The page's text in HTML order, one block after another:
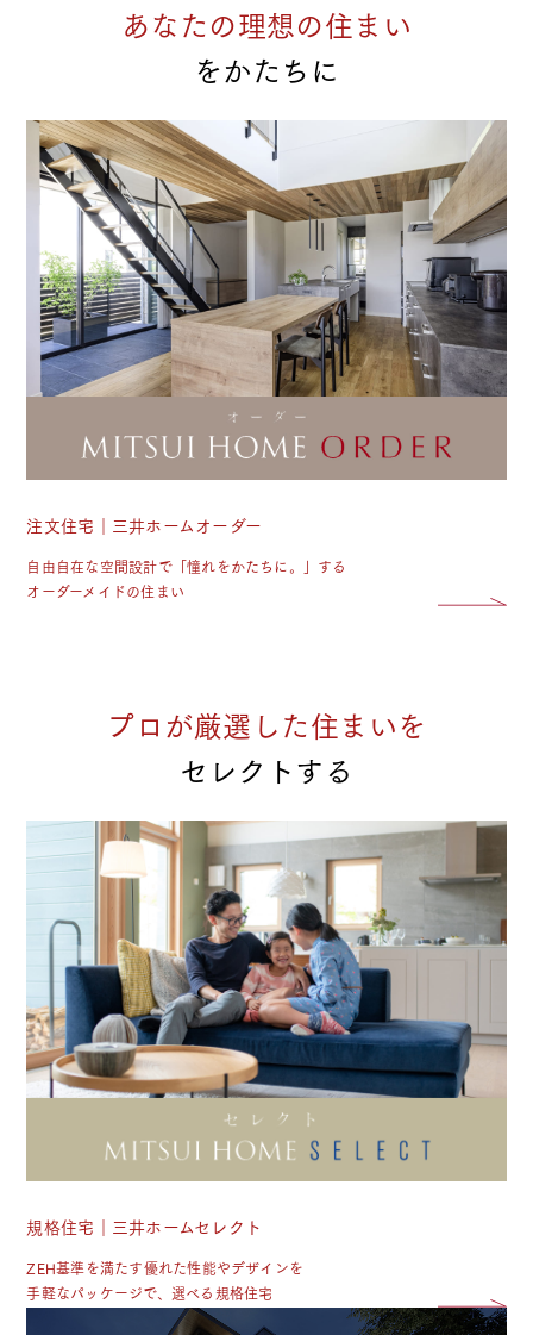
あなたの理想の住まい​
をかたちに
注文住宅｜三井ホームオーダー
自由自在な空間設計で「憧れをかたちに。」する
オーダーメイドの住まい
プロが厳選した住まいを
セレクトする
規格住宅｜三井ホームセレクト
ZEH基準を満たす優れた性能やデザインを
手軽なパッケージで、選べる規格住宅